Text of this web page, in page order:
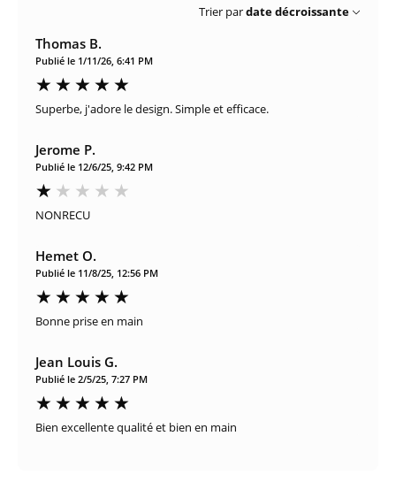
Trier pardate décroissante
Thomas B.
Publié le 1/11/26, 6:41 PM
Superbe, j'adore le design. Simple et efficace.
Jerome P.
Publié le 12/6/25, 9:42 PM
NONRECU
Hemet O.
Publié le 11/8/25, 12:56 PM
Bonne prise en main
Jean Louis G.
Publié le 2/5/25, 7:27 PM
Bien excellente qualité et bien en main